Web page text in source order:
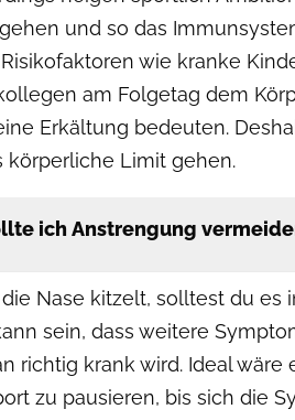
und so das
wie kranke
am Folgetag dem
Erkältung bedeuten.
körperliche Limit gehen.
ich Anstrengung
Nase kitzelt, solltest du es
sein, dass weitere
richtig krank wird. Ideal wäre
zu pausieren, bis sich die